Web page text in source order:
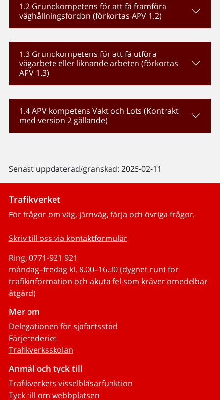
1.2 Grundkompetens för att få framföra
väghållningsfordon (förkortas APV 1.2)
1.3 Grundkompetens för att få utföra
vägarbete eller liknande arbeten (förkortas
APV 1.3)
1.4 APV kompetens Vakt och Lots (Kontrakt
med version 2 gällande)
Senast uppdaterad/granskad: 2025-02-11
Trafikverket
För frågor om väg, järnväg, färja och övriga frågor.
Skriv till oss via kontaktformulär
Ring, 0771-921 921
måndag–fredag kl. 8.00–16.00 (dygnet runt för
trafikinformation och akuta fel som kräver omedelbar
åtgärd)
Mer om
Delegationen för sjöfartsstöd
Färjerederiet
Trafikverksskolan
Anmäl och tyck till
Trafikverkets visselblåsarfunktion
Tyck till om webbplatsen